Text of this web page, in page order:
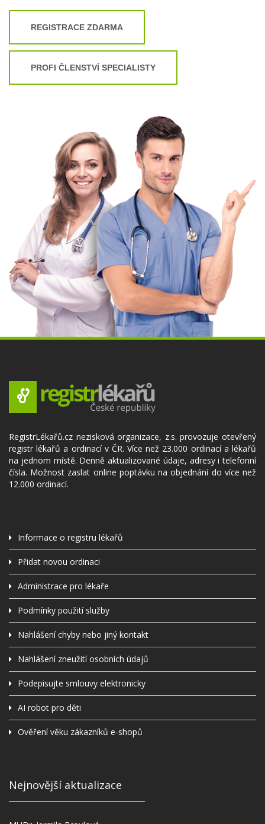
REGISTRACE ZDARMA
PROFI ČLENSTVÍ SPECIALISTY
RegistrLékařů.cz nezisková organizace, z.s. provozuje otevřený
registr lékařů a ordinací v ČR. Více než 23.000 ordinací a lékařů
na jednom místě. Denně aktualizované údaje, adresy i telefonní
čísla. Možnost zaslat online poptávku na objednání do více než
12.000 ordinací.
Informace o registru lékařů
Přidat novou ordinaci
Administrace pro lékaře
Podmínky použití služby
Nahlášení chyby nebo jiný kontakt
Nahlášení zneužití osobních údajů
Podepisujte smlouvy elektronicky
AI robot pro děti
Ověření věku zákazníků e-shopů
Nejnovější aktualizace